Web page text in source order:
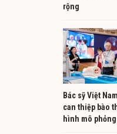
rộng
Bác sỹ Việt
can thiệp bào
hình mô